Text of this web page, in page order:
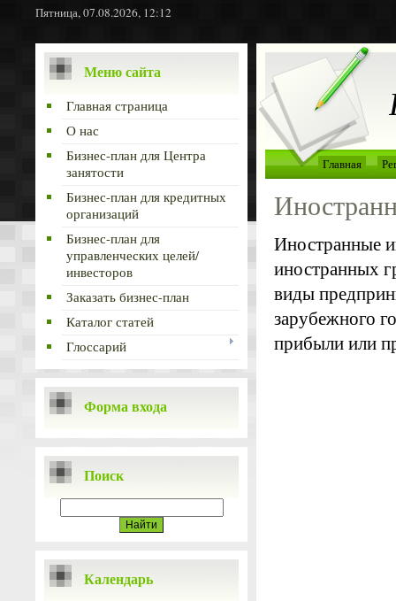
Пятница, 07.08.2026, 12:12
Меню сайта
Главная страница
О нас
Бизнес-план для Центра
занятости
Бизнес-план для кредитных
организаций
Бизнес-план для
управленческих целей/
инвесторов
Заказать бизнес-план
Каталог статей
Глоссарий
Форма входа
Поиск
Календарь
Главная
Иностранные
иностранных
виды
зарубежного
прибыли или